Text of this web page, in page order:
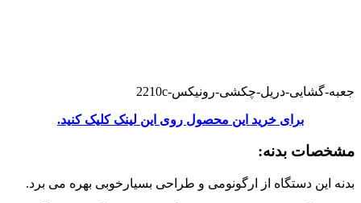
جعبه-گشایی-دریل-چکشی-رونیکس-2210c
برای خرید این محصول روی این لینک کلیک کنید.
مشخصات بدنه:
بدنه این دستگاه از ارگونومی و طراحی بسیارخوبی بهره می برد.